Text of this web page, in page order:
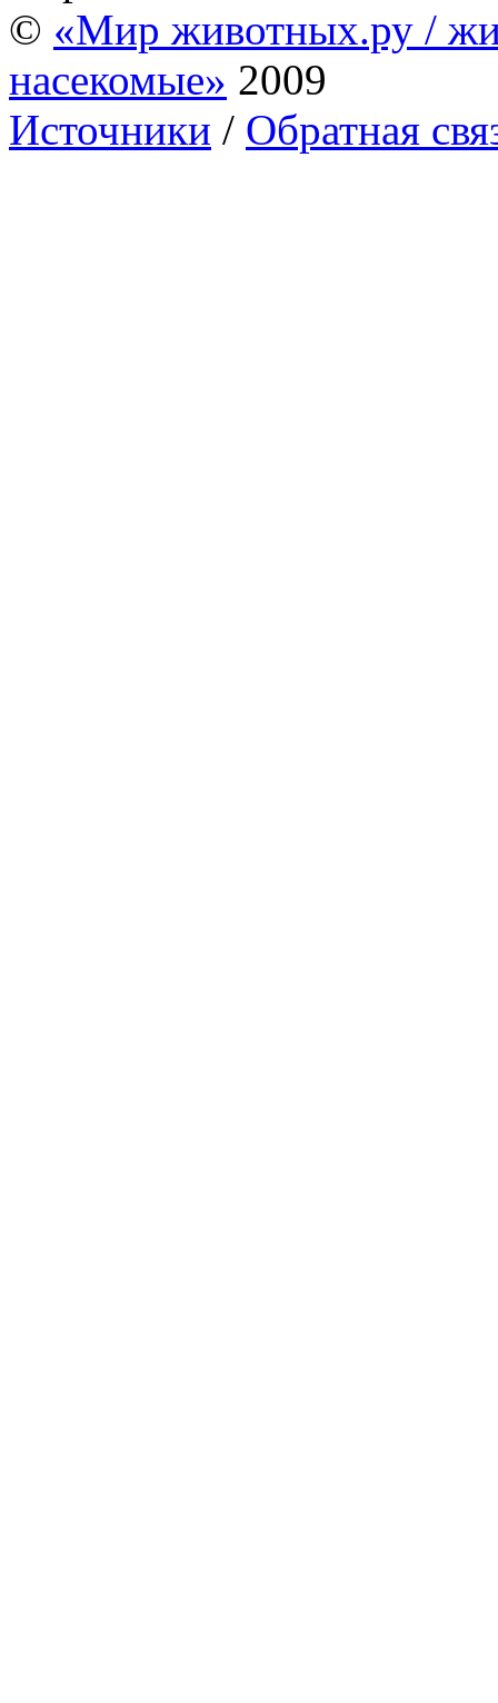
© «Мир животных.ру /
насекомые» 2009
Источники / Обратная